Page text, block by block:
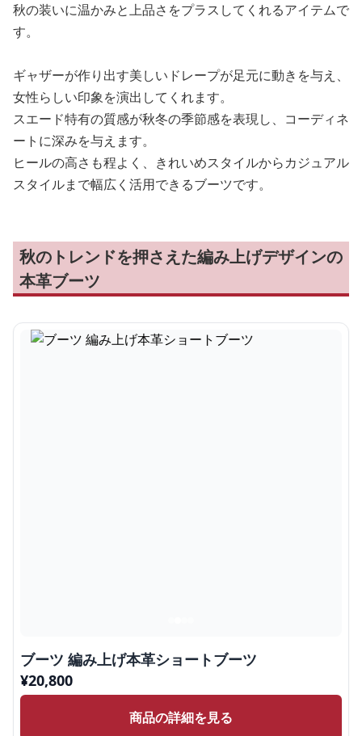
秋の装いに温かみと上品さをプラスしてくれるアイテムで
す。
ギャザーが作り出す美しいドレープが足元に動きを与え、
女性らしい印象を演出してくれます。
スエード特有の質感が秋冬の季節感を表現し、コーディネ
ートに深みを与えます。
ヒールの高さも程よく、きれいめスタイルからカジュアル
スタイルまで幅広く活用できるブーツです。
秋のトレンドを押さえた編み上げデザインの
本革ブーツ
ブーツ 編み上げ本革ショートブーツ
¥20,800
商品の詳細を見る